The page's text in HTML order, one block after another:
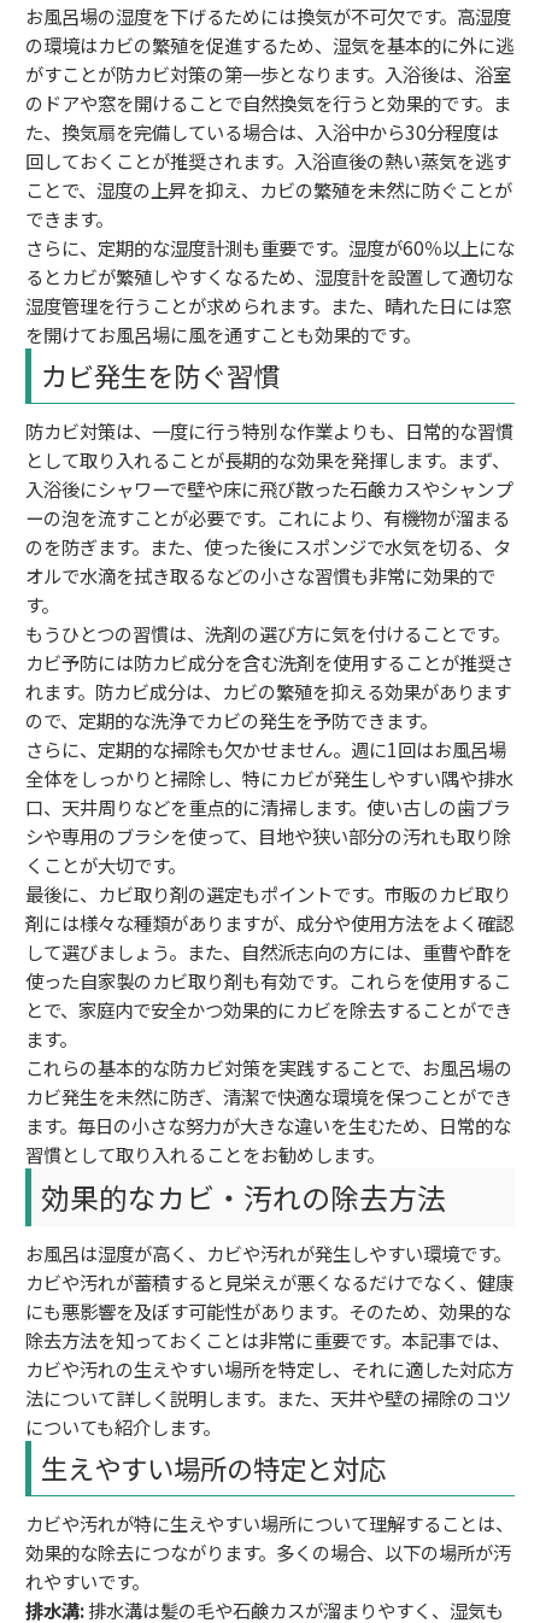
お風呂場の湿度を下げるためには換気が不可欠です。高湿度
の環境はカビの繁殖を促進するため、湿気を基本的に外に逃
がすことが防カビ対策の第一歩となります。入浴後は、浴室
のドアや窓を開けることで自然換気を行うと効果的です。ま
た、換気扇を完備している場合は、入浴中から30分程度は
回しておくことが推奨されます。入浴直後の熱い蒸気を逃す
ことで、湿度の上昇を抑え、カビの繁殖を未然に防ぐことが
できます。
さらに、定期的な湿度計測も重要です。湿度が60％以上にな
るとカビが繁殖しやすくなるため、湿度計を設置して適切な
湿度管理を行うことが求められます。また、晴れた日には窓
を開けてお風呂場に風を通すことも効果的です。
カビ発生を防ぐ習慣
防カビ対策は、一度に行う特別な作業よりも、日常的な習慣
として取り入れることが長期的な効果を発揮します。まず、
入浴後にシャワーで壁や床に飛び散った石鹸カスやシャンプ
ーの泡を流すことが必要です。これにより、有機物が溜まる
のを防ぎます。また、使った後にスポンジで水気を切る、タ
オルで水滴を拭き取るなどの小さな習慣も非常に効果的で
す。
もうひとつの習慣は、洗剤の選び方に気を付けることです。
カビ予防には防カビ成分を含む洗剤を使用することが推奨さ
れます。防カビ成分は、カビの繁殖を抑える効果があります
ので、定期的な洗浄でカビの発生を予防できます。
さらに、定期的な掃除も欠かせません。週に1回はお風呂場
全体をしっかりと掃除し、特にカビが発生しやすい隅や排水
口、天井周りなどを重点的に清掃します。使い古しの歯ブラ
シや専用のブラシを使って、目地や狭い部分の汚れも取り除
くことが大切です。
最後に、カビ取り剤の選定もポイントです。市販のカビ取り
剤には様々な種類がありますが、成分や使用方法をよく確認
して選びましょう。また、自然派志向の方には、重曹や酢を
使った自家製のカビ取り剤も有効です。これらを使用するこ
とで、家庭内で安全かつ効果的にカビを除去することができ
ます。
これらの基本的な防カビ対策を実践することで、お風呂場の
カビ発生を未然に防ぎ、清潔で快適な環境を保つことができ
ます。毎日の小さな努力が大きな違いを生むため、日常的な
習慣として取り入れることをお勧めします。
効果的なカビ・汚れの除去方法
お風呂は湿度が高く、カビや汚れが発生しやすい環境です。
カビや汚れが蓄積すると見栄えが悪くなるだけでなく、健康
にも悪影響を及ぼす可能性があります。そのため、効果的な
除去方法を知っておくことは非常に重要です。本記事では、
カビや汚れの生えやすい場所を特定し、それに適した対応方
法について詳しく説明します。また、天井や壁の掃除のコツ
についても紹介します。
生えやすい場所の特定と対応
カビや汚れが特に生えやすい場所について理解することは、
効果的な除去につながります。多くの場合、以下の場所が汚
れやすいです。
排水溝:排水溝は髪の毛や石鹸カスが溜まりやすく、湿気も